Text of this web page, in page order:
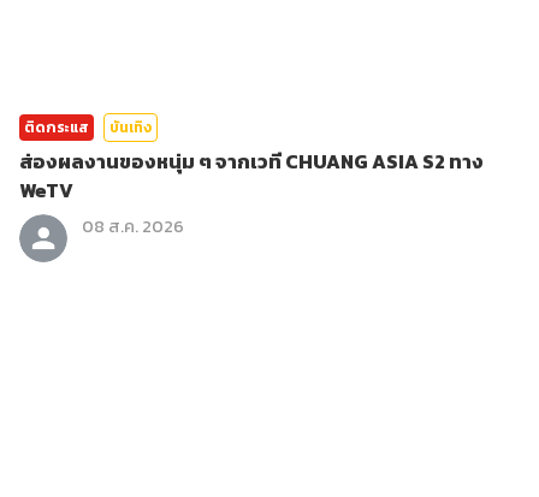
ติดกระแส บันเทิง
ส่องผลงานของหนุ่ม ๆ จากเวที CHUANG ASIA S2 ทาง
WeTV
08 ส.ค. 2026